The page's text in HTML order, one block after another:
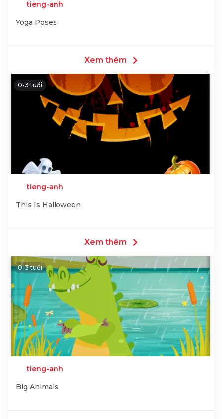
tieng-anh
Yoga Poses
Xem thêm
0-3 tuổi
tieng-anh
This Is Halloween
Xem thêm
0-3 tuổi
tieng-anh
Big Animals